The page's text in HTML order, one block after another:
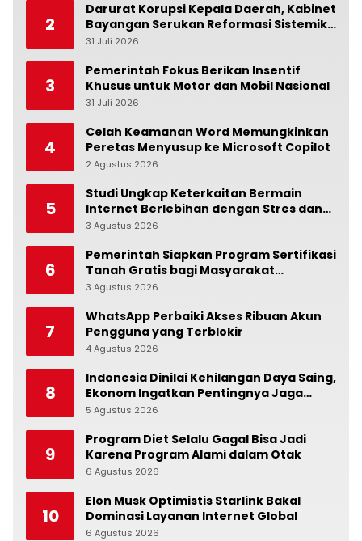
2
Darurat Korupsi Kepala Daerah, Kabinet
Bayangan Serukan Reformasi Sistemik:
Penindakan Saja Tidak Cukup!
31 Juli 2026
3
Pemerintah Fokus Berikan Insentif
Khusus untuk Motor dan Mobil Nasional
31 Juli 2026
4
Celah Keamanan Word Memungkinkan
Peretas Menyusup ke Microsoft Copilot
2 Agustus 2026
5
Studi Ungkap Keterkaitan Bermain
Internet Berlebihan dengan Stres dan
Suasana Hati
3 Agustus 2026
6
Pemerintah Siapkan Program Sertifikasi
Tanah Gratis bagi Masyarakat
Berpenghasilan Rendah
3 Agustus 2026
7
WhatsApp Perbaiki Akses Ribuan Akun
Pengguna yang Terblokir
4 Agustus 2026
8
Indonesia Dinilai Kehilangan Daya Saing,
Ekonom Ingatkan Pentingnya Jaga
Independensi Bank Indonesia
5 Agustus 2026
9
Program Diet Selalu Gagal Bisa Jadi
Karena Program Alami dalam Otak
6 Agustus 2026
10
Elon Musk Optimistis Starlink Bakal
Dominasi Layanan Internet Global
6 Agustus 2026